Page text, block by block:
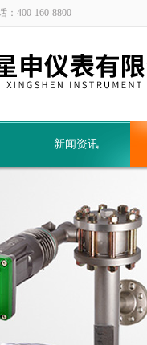
：400-160-8800
新闻资讯